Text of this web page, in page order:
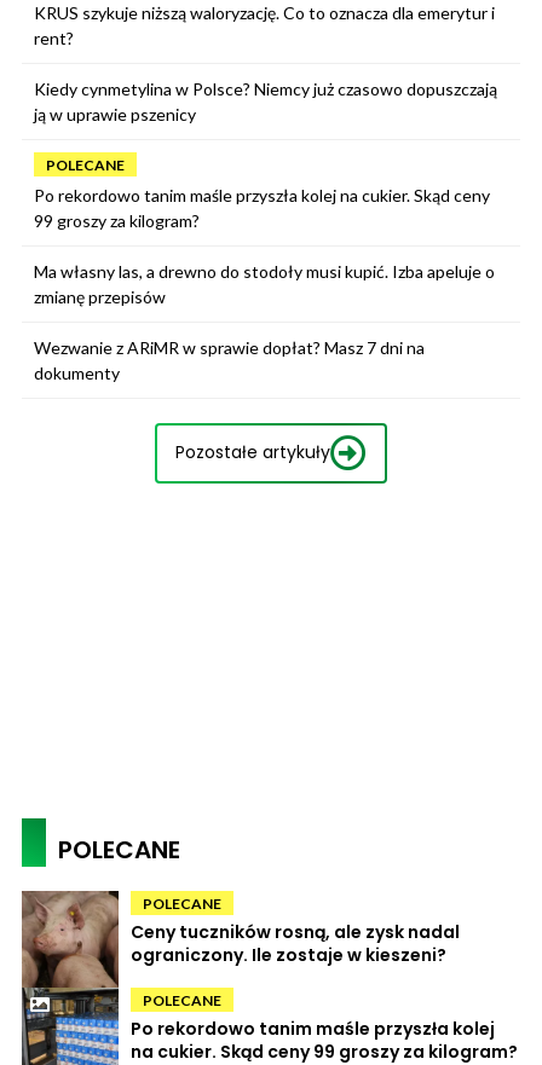
KRUS szykuje niższą waloryzację. Co to oznacza dla emerytur i
rent?
Kiedy cynmetylina w Polsce? Niemcy już czasowo dopuszczają
ją w uprawie pszenicy
POLECANE
Po rekordowo tanim maśle przyszła kolej na cukier. Skąd ceny
99 groszy za kilogram?
Ma własny las, a drewno do stodoły musi kupić. Izba apeluje o
zmianę przepisów
Wezwanie z ARiMR w sprawie dopłat? Masz 7 dni na
dokumenty
Pozostałe artykuły
POLECANE
POLECANE
Ceny tuczników rosną, ale zysk nadal
ograniczony. Ile zostaje w kieszeni?
POLECANE
Po rekordowo tanim maśle przyszła kolej
na cukier. Skąd ceny 99 groszy za kilogram?